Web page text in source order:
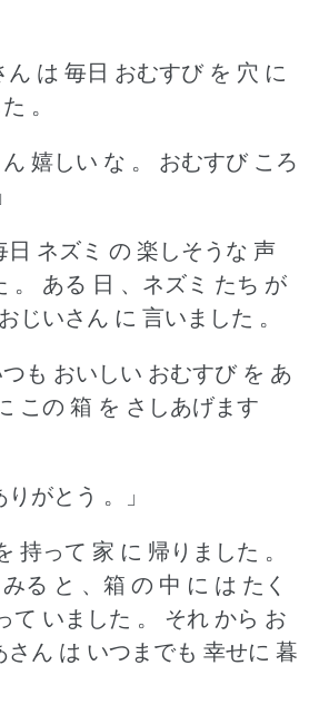
は 毎日 おむすび を 穴 に
。
嬉しい な 。
おむすび ころ
ネズミ の 楽しそうな 声
ある 日 、ネズミ たち が
じいさん に 言いました 。
つも おいしい おむすび を あ
この 箱 を さしあげます
がとう 。」
持って 家 に 帰りました 。
る と 、箱 の 中 に は たく
いました 。
それ から お
さん は いつまでも 幸せに 暮